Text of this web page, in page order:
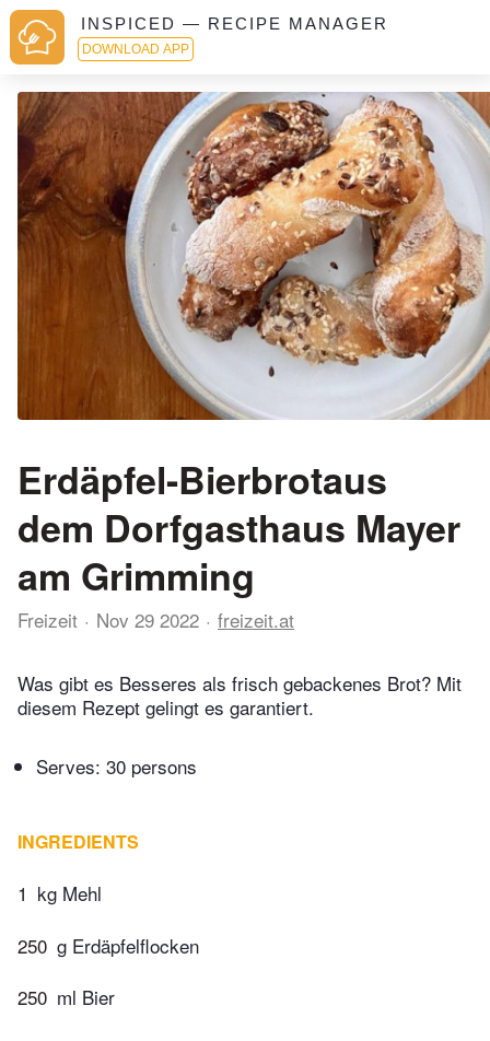
INSPICED — RECIPE MANAGER
DOWNLOAD APP
Erdäpfel-Bierbrotaus
dem Dorfgasthaus Mayer
am Grimming
Freizeit Nov 29 2022 freizeit.at
Was gibt es Besseres als frisch gebackenes Brot? Mit
diesem Rezept gelingt es garantiert.
Serves: 30 persons
INGREDIENTS
1 kg Mehl
250 g Erdäpfelflocken
250 ml Bier